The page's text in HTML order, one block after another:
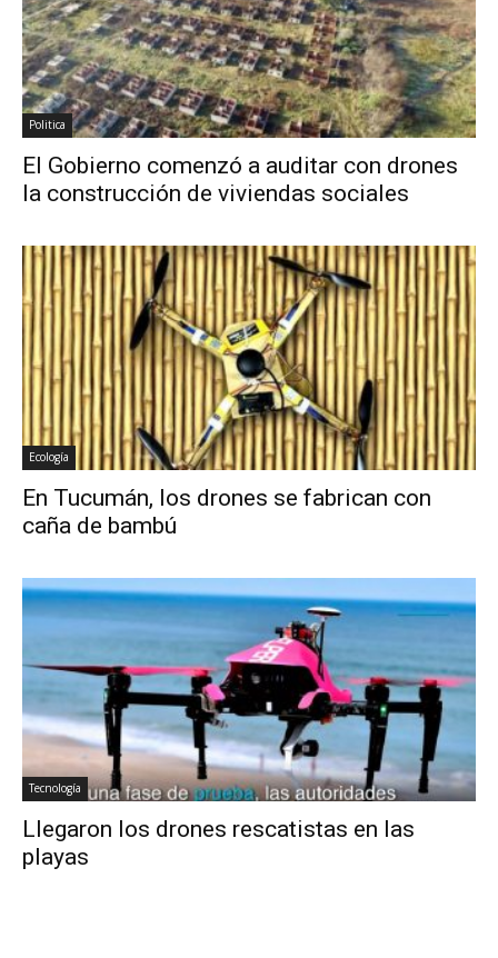
Politica
El Gobierno comenzó a auditar con drones
la construcción de viviendas sociales
Ecología
En Tucumán, los drones se fabrican con
caña de bambú
Tecnología
Llegaron los drones rescatistas en las
playas